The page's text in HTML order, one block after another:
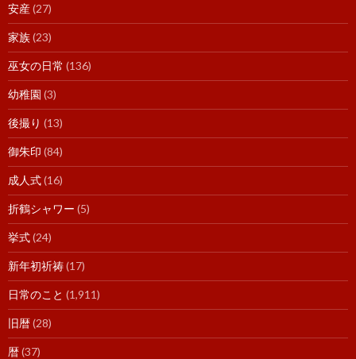
安産(27)
家族(23)
巫女の日常 (136)
幼稚園 (3)
後撮り (13)
御朱印 (84)
成人式(16)
折鶴シャワー (5)
挙式(24)
新年初祈祷(17)
日常のこと (1,911)
旧暦(28)
暦(37)